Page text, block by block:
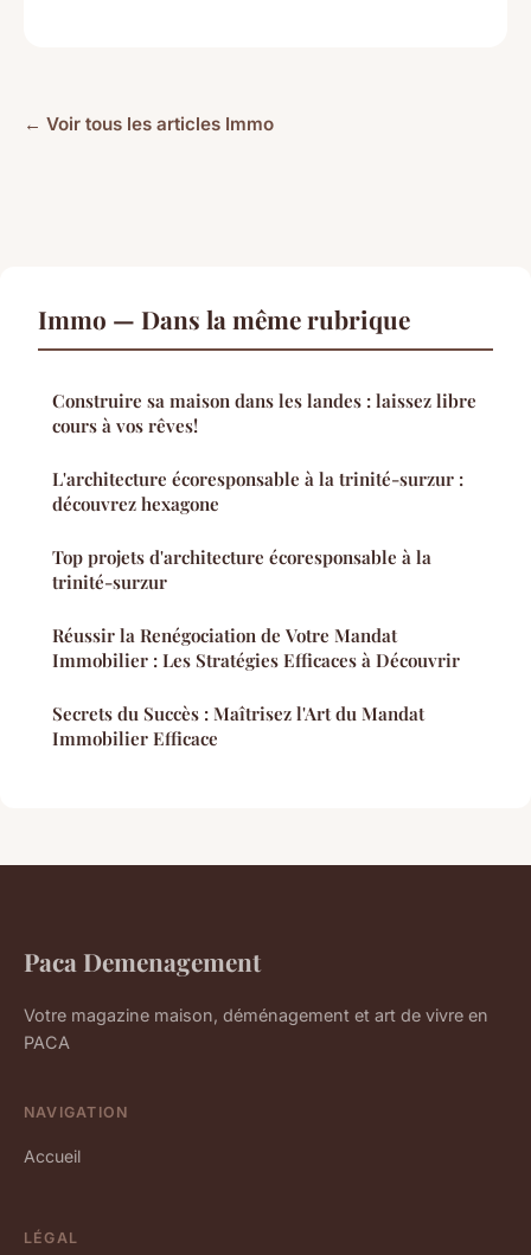
← Voir tous les articles Immo
Immo — Dans la même rubrique
Construire sa maison dans les landes : laissez libre
cours à vos rêves!
L'architecture écoresponsable à la trinité-surzur :
découvrez hexagone
Top projets d'architecture écoresponsable à la
trinité-surzur
Réussir la Renégociation de Votre Mandat
Immobilier : Les Stratégies Efficaces à Découvrir
Secrets du Succès : Maîtrisez l'Art du Mandat
Immobilier Efficace
Paca Demenagement
Votre magazine maison, déménagement et art de vivre en
PACA
NAVIGATION
Accueil
LÉGAL